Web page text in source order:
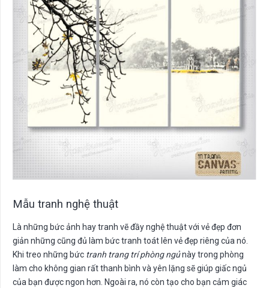
Mẫu tranh nghệ thuật
Là những bức ảnh hay tranh vẽ đầy nghệ thuật với vẻ đẹp đơn
giản những cũng đủ làm bức tranh toát lên vẻ đẹp riêng của nó.
Khi treo những bức tranh trang trí phòng ngủnày trong phòng
làm cho không gian rất thanh bình và yên lặng sẽ giúp giấc ngủ
của bạn được ngon hơn. Ngoài ra, nó còn tạo cho bạn cảm giác